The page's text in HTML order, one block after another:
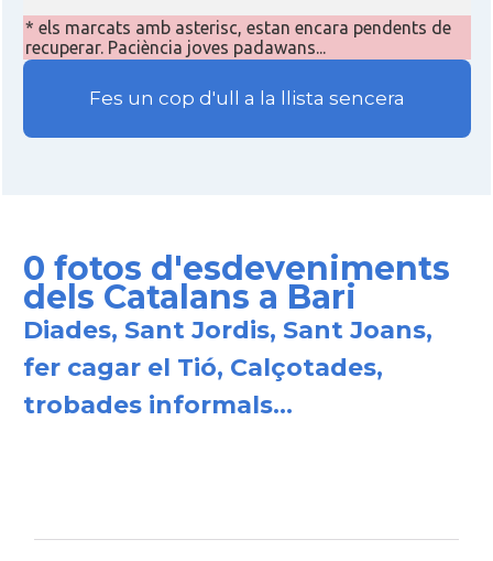
* els marcats amb asterisc, estan encara pendents de
recuperar. Paciència joves padawans...
Fes un cop d'ull a la llista sencera
0 fotos d'esdeveniments
dels Catalans a Bari
Diades, Sant Jordis, Sant Joans,
fer cagar el Tió, Calçotades,
trobades informals...